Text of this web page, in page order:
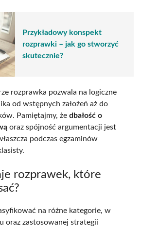
Przykładowy konspekt
rozprawki – jak go stworzyć
skutecznie?
rozprawka pozwala na logiczne
od wstępnych założeń aż do
Pamiętajmy, że dbałość o
oraz spójność argumentacji jest
podczas egzaminów
rozprawek, które
na różne kategorie, w
oraz zastosowanej strategii